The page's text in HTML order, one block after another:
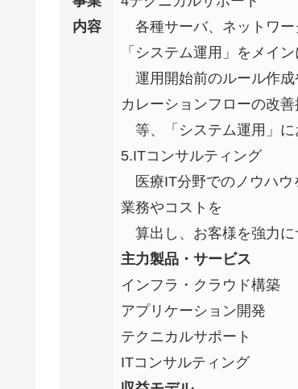
内容
各種サーバ、ネットワー
「システム運用」をメイン
運用開始前のルール作成
カレーションフローの改善
等、「システム運用」に
5.ITコンサルティング
医療IT分野でのノウハウ
業務やコストを
算出し、お客様を強力に
主力製品・サービス
インフラ・クラウド構築
アプリケーション開発
テクニカルサポート
ITコンサルティング